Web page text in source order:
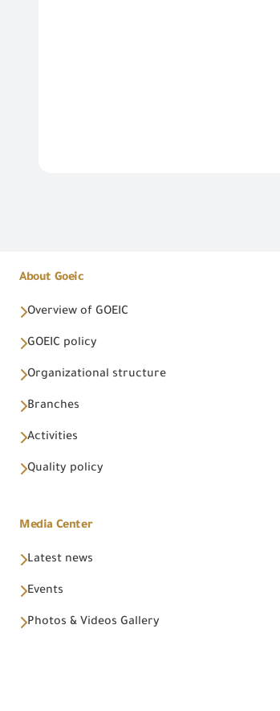
About Goeic
Overview of GOEIC
GOEIC policy
Organizational structure
Branches
Activities
Quality policy
Media Center
Latest news
Events
Photos & Videos Gallery